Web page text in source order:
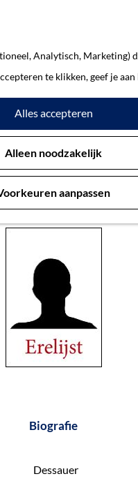
Analytisch, Marketing)
te klikken, geef je
Alles accepteren
Alleen noodzakelijk
aanpassen
27-7-1930 — Sobibor 23-7-
Biografie
Dessauer